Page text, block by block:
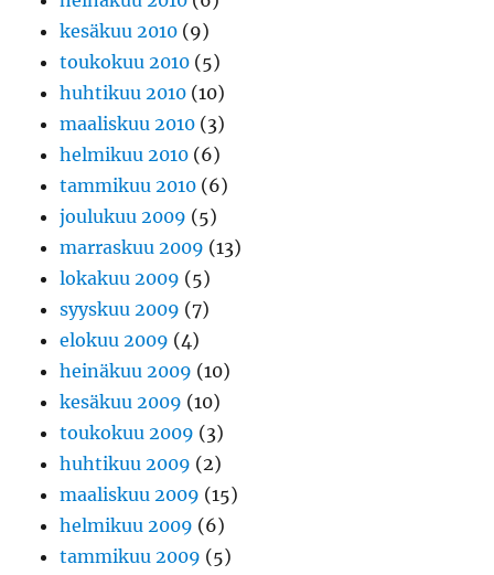
kesäkuu 2010 (9)
toukokuu 2010 (5)
huhtikuu 2010 (10)
maaliskuu 2010 (3)
helmikuu 2010 (6)
tammikuu 2010 (6)
joulukuu 2009 (5)
marraskuu 2009 (13)
lokakuu 2009 (5)
syyskuu 2009 (7)
elokuu 2009 (4)
heinäkuu 2009 (10)
kesäkuu 2009 (10)
toukokuu 2009 (3)
huhtikuu 2009 (2)
maaliskuu 2009 (15)
helmikuu 2009 (6)
tammikuu 2009 (5)